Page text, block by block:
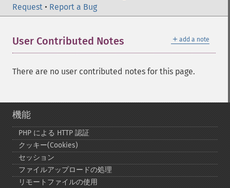
Request • Report a Bug
＋ add a note
User Contributed Notes
There are no user contributed notes for this page.
機能
PHP による HTTP 認証
クッキー(Cookies)
セッション
ファイルアップロードの処理
リモートファイルの使用